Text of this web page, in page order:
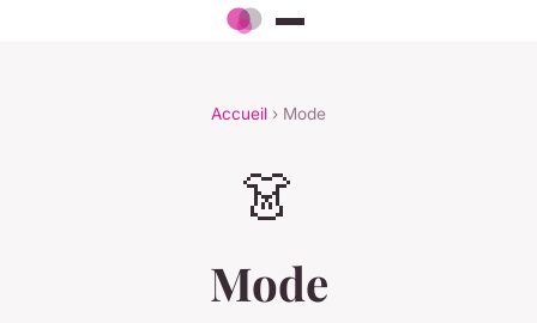
Accueil › Mode
👗
Mode